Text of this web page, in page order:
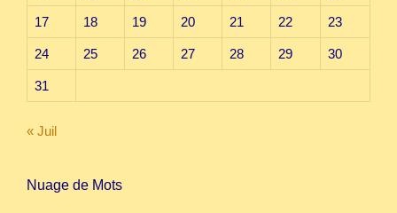
17 18 19 20 21 22 23
24 25 26 27 28 29 30
31
« Juil
Nuage de Mots